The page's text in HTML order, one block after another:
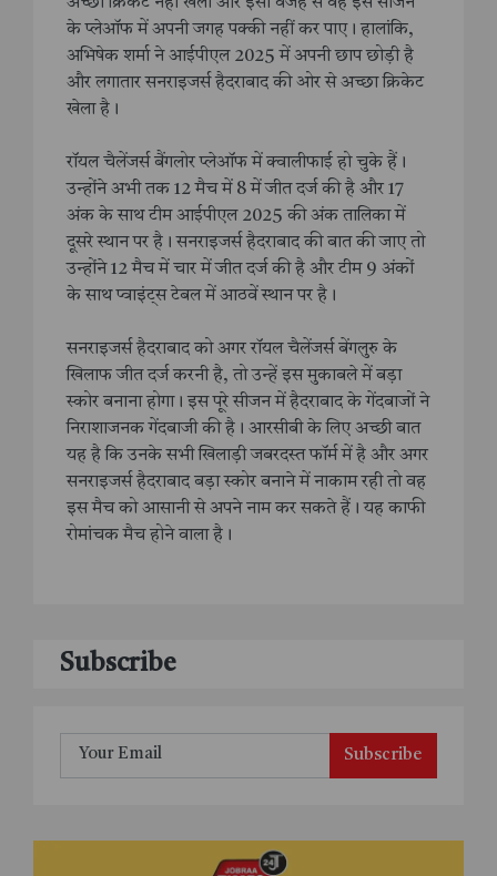
के प्लेऑफ में अपनी जगह पक्की नहीं कर पाए। हालांकि,
अभिषेक शर्मा ने आईपीएल 2025 में अपनी छाप छोड़ी है
और लगातार सनराइजर्स हैदराबाद की ओर से अच्छा क्रिकेट
खेला है।
रॉयल चैलेंजर्स बैंगलोर प्लेऑफ में क्वालीफाई हो चुके हैं।
उन्होंने अभी तक 12 मैच में 8 में जीत दर्ज की है और 17
अंक के साथ टीम आईपीएल 2025 की अंक तालिका में
दूसरे स्थान पर है। सनराइजर्स हैदराबाद की बात की जाए तो
उन्होंने 12 मैच में चार में जीत दर्ज की है और टीम 9 अंकों
के साथ प्वाइंट्स टेबल में आठवें स्थान पर है।
सनराइजर्स हैदराबाद को अगर रॉयल चैलेंजर्स बेंगलुरु के
खिलाफ जीत दर्ज करनी है, तो उन्हें इस मुकाबले में बड़ा
स्कोर बनाना होगा। इस पूरे सीजन में हैदराबाद के गेंदबाजों ने
निराशाजनक गेंदबाजी की है। आरसीबी के लिए अच्छी बात
यह है कि उनके सभी खिलाड़ी जबरदस्त फॉर्म में है और अगर
सनराइजर्स हैदराबाद बड़ा स्कोर बनाने में नाकाम रही तो वह
इस मैच को आसानी से अपने नाम कर सकते हैं। यह काफी
रोमांचक मैच होने वाला है।
Subscribe
Subscribe